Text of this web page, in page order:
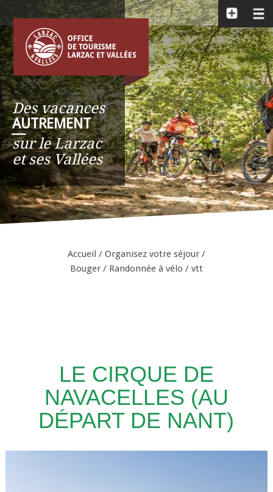
Des vacances
AUTREMENT
__
sur le Larzac
et ses Vallées
Accueil / Organisez votre séjour /
Bouger / Randonnée à vélo / vtt
LE CIRQUE DE
NAVACELLES (AU
DÉPART DE NANT)